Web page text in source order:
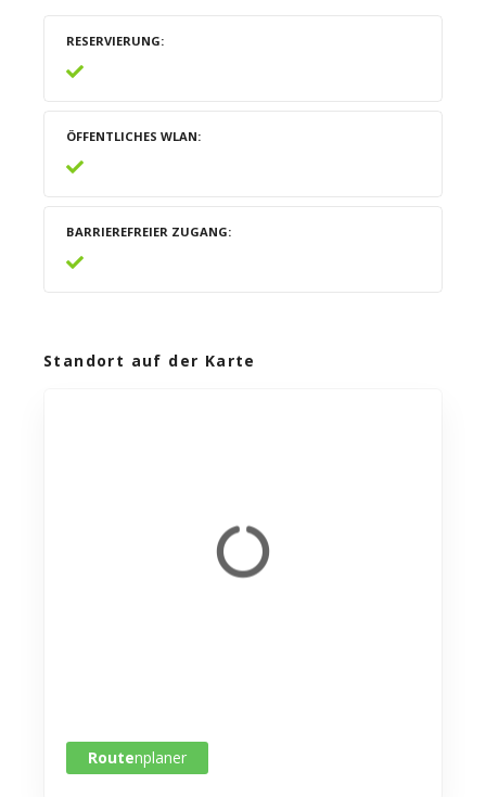
RESERVIERUNG
ÖFFENTLICHES WLAN
BARRIEREFREIER ZUGANG
Standort auf der Karte
Routenplaner